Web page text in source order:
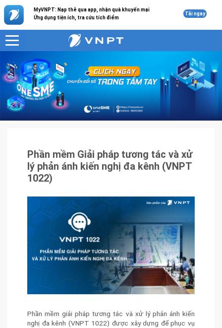
MyVNPT: Nạp thẻ qua app, nhận quà khuyến mại
Ứng dụng tiện ích, tra cứu tích điểm
Tải ngay
VNPT
Sản phẩm - Dịch vụ
Phần mềm Giải pháp tương tác và xử lý phản ánh kiến nghị đa kênh
(VNPT 1022)
Phần mềm Giải pháp tương tác và xử
lý phản ánh kiến nghị đa kênh (VNPT
1022)
Phần mềm giải pháp tương tác và xử lý phản ánh kiến
nghị đa kênh (VNPT 1022) được xây dựng để phục vụ